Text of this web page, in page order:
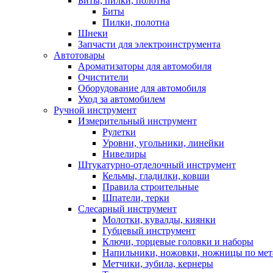
Биты
Пилки, полотна
Шнеки
Запчасти для электроинструмента
Автотовары
Ароматизаторы для автомобиля
Очистители
Оборудование для автомобиля
Уход за автомобилем
Ручной инструмент
Измерительный инструмент
Рулетки
Уровни, угольники, линейки
Нивелиры
Штукатурно-отделочный инструмент
Кельмы, гладилки, ковши
Правила строительные
Шпатели, терки
Слесарный инструмент
Молотки, кувалды, киянки
Губцевый инструмент
Ключи, торцевые головки и наборы
Напильники, ножовки, ножницы по
Метчики, зубила, кернеры